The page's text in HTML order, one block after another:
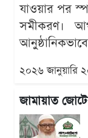
যাওয়ার পর
সমীকরণ।
২০২৬
জামায়াত জোটের